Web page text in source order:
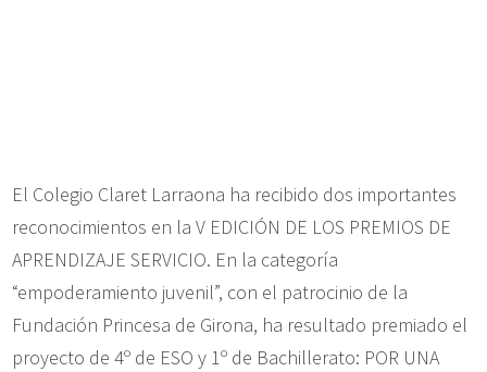
El Colegio Claret Larraona ha recibido dos importantes
reconocimientos en la V EDICIÓN DE LOS PREMIOS DE
APRENDIZAJE SERVICIO. En la categoría
“empoderamiento juvenil”, con el patrocinio de la
Fundación Princesa de Girona, ha resultado premiado el
proyecto de 4º de ESO y 1º de Bachillerato: POR UNA